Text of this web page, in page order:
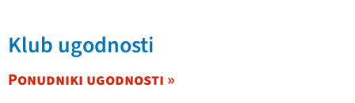
Klub ugodnosti
Ponudniki ugodnosti »